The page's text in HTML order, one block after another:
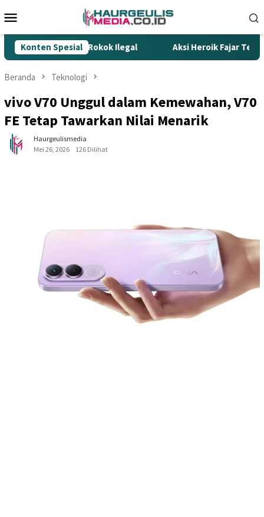
ke
Mobile
Konten Spesial
Gempur Rokok Ilegal Aksi Heroik Fajar Temukan
Beranda Teknologi
vivo V70 Unggul dalam Kemewahan, V70
FE Tetap Tawarkan Nilai Menarik
Haurgeulismedia
Mei 26, 2026
126 Dilihat